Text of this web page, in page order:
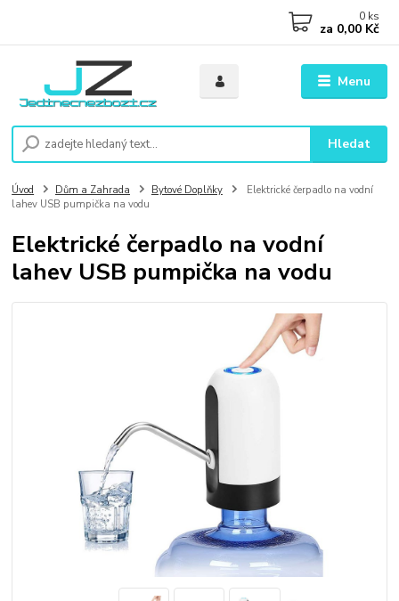
Menu
Hledat
0 ks
za 0,00 Kč
Úvod Dům a Zahrada Bytové Doplňky
Elektrické čerpadlo na vodní
lahev USB pumpička na vodu
Elektrické čerpadlo na vodní
lahev USB pumpička na vodu